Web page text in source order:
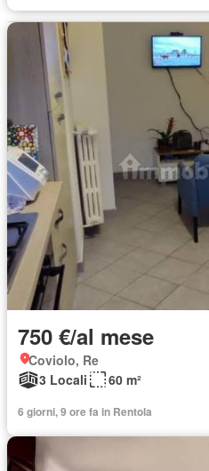
750 €/al mese
Coviolo, Re
3 Locali
60 m²
6 giorni, 9 ore fa in Rentola